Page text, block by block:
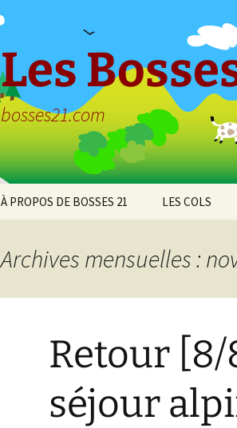
Les
bosses21.com
À PROPOS DE BOSSES 21
confidentialité
LES COLS
Chaume
l’Ormeau
Col de la
Col de Pique-
Archives mensuelles :
Retour
séjour